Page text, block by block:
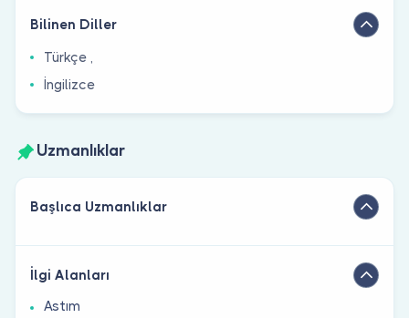
Bilinen Diller
Türkçe ,
İngilizce
Uzmanlıklar
Başlıca Uzmanlıklar
İlgi Alanları
Astım